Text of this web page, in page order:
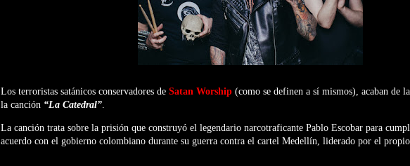
Los terroristas satánicos conservadores de Satan Worship (como se definen a sí mismos), acaban de
la canción “La Catedral”.
La canción trata sobre la prisión que construyó el legendario narcotraficante Pablo Escobar para
acuerdo con el gobierno colombiano durante su guerra contra el cartel Medellín, liderado por el